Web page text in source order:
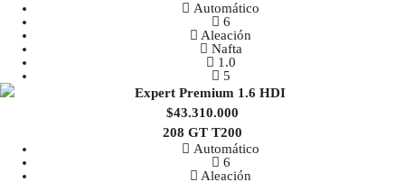
Automático
6
Aleación
Nafta
1.0
5
$43.310.000
208 GT T200
Automático
6
Aleación